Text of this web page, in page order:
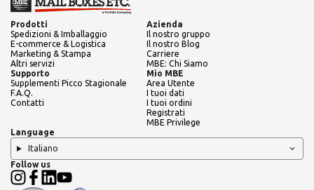
Prodotti
Spedizioni & Imballaggio
E-commerce & Logistica
Marketing & Stampa
Altri servizi
Azienda
Il nostro gruppo
Il nostro Blog
Carriere
MBE: Chi Siamo
Supporto
Supplementi Picco Stagionale
F.A.Q.
Contatti
Mio MBE
Area Utente
I tuoi dati
I tuoi ordini
Registrati
MBE Privilege
Language
Italiano
Follow us